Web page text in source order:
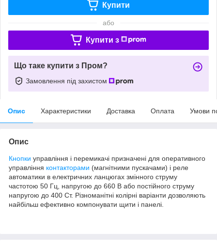
Купити
або
Купити з
Що таке купити з Пром?
Замовлення під захистом
Опис Характеристики Доставка Оплата Умови
Опис
Кнопки управління і перемикачі призначені для оперативного
управління контакторами (магнітними пускачами) і реле
автоматики в електричних ланцюгах змінного струму
частотою 50 Гц, напругою до 660 В або постійного струму
напругою до 400 Ст. Різноманітні колірні варіанти дозволяють
найбільш ефективно компонувати щити і панелі.